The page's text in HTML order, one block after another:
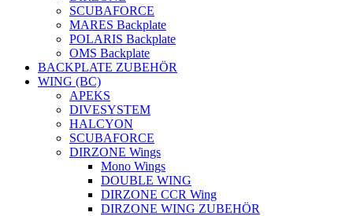
SCUBAFORCE
MARES Backplate
POLARIS Backplate
OMS Backplate
BACKPLATE ZUBEHÖR
WING (BC)
APEKS
DIVESYSTEM
HALCYON
SCUBAFORCE
DIRZONE Wings
Mono Wings
DOUBLE WING
DIRZONE CCR Wing
DIRZONE WING ZUBEHÖR